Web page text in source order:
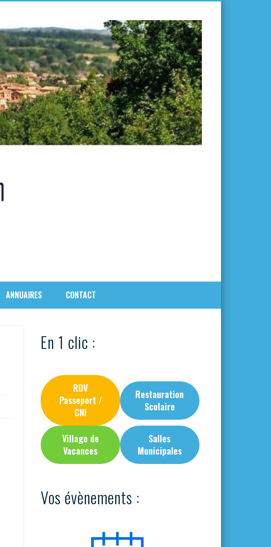
ANNUAIRES CONTACT
En 1 clic :
RDV
Passeport /
CNI
Restauration
Scolaire
Village de
Vacances
Salles
Municipales
Vos évènements :